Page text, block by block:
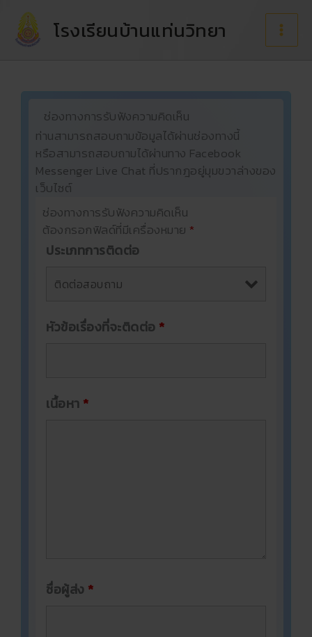
content
โรงเรียนบ้านแท่นวิทยา
ช่องทางการรับฟังความคิดเห็น
ท่านสามารถสอบถามข้อมูลได้ผ่านช่องทางนี้
หรือสามารถสอบถามได้ผ่านทาง Facebook
Messenger Live Chat ที่ปรากฎอยู่มุมขวาล่างของ
เว็บไซต์
ช่องทางการรับฟังความคิดเห็น
ต้องกรอกฟิลด์ที่มีเครื่องหมาย *
ประเภทการติดต่อ
หัวข้อเรื่องที่จะติดต่อ *
เนื้อหา *
ชื่อผู้ส่ง *